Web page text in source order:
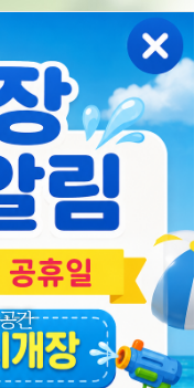
닫기
공지사항 예약
오시는길